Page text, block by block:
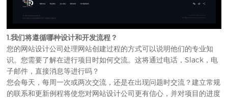
1.我们将遵循哪种设计和开发流程？
您的网站设计公司处理网站创建过程的方式可以说明他们的专业知
识。您需要了解在进行项目时如何交流。这将通过电话，Slack，电
子邮件，直接消息等进行吗？
您会每天，每周一次或两次交流，还是在出现问题时交流？建立常规
的联系和更新例程将使您对网站设计公司更有信心，并对项目的进度